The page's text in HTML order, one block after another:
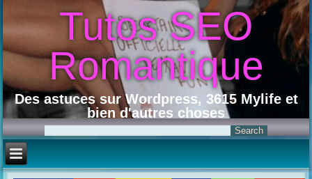
Tutos SEO
Romantique
Des astuces sur Wordpress, 3615 Mylife et
bien d'autres choses